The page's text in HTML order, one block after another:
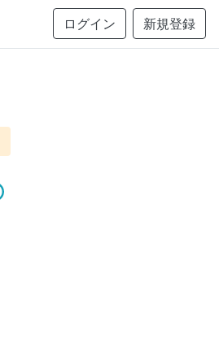
ログイン 新規登録